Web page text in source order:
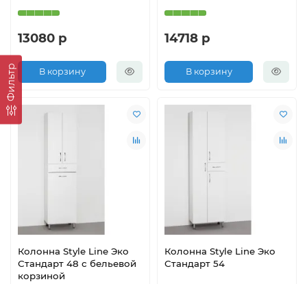
Фильтр
13080 р
В корзину
14718 р
В корзину
Колонна Style Line Эко
Стандарт 48 с бельевой
корзиной
Колонна Style Line Эко
Стандарт 54